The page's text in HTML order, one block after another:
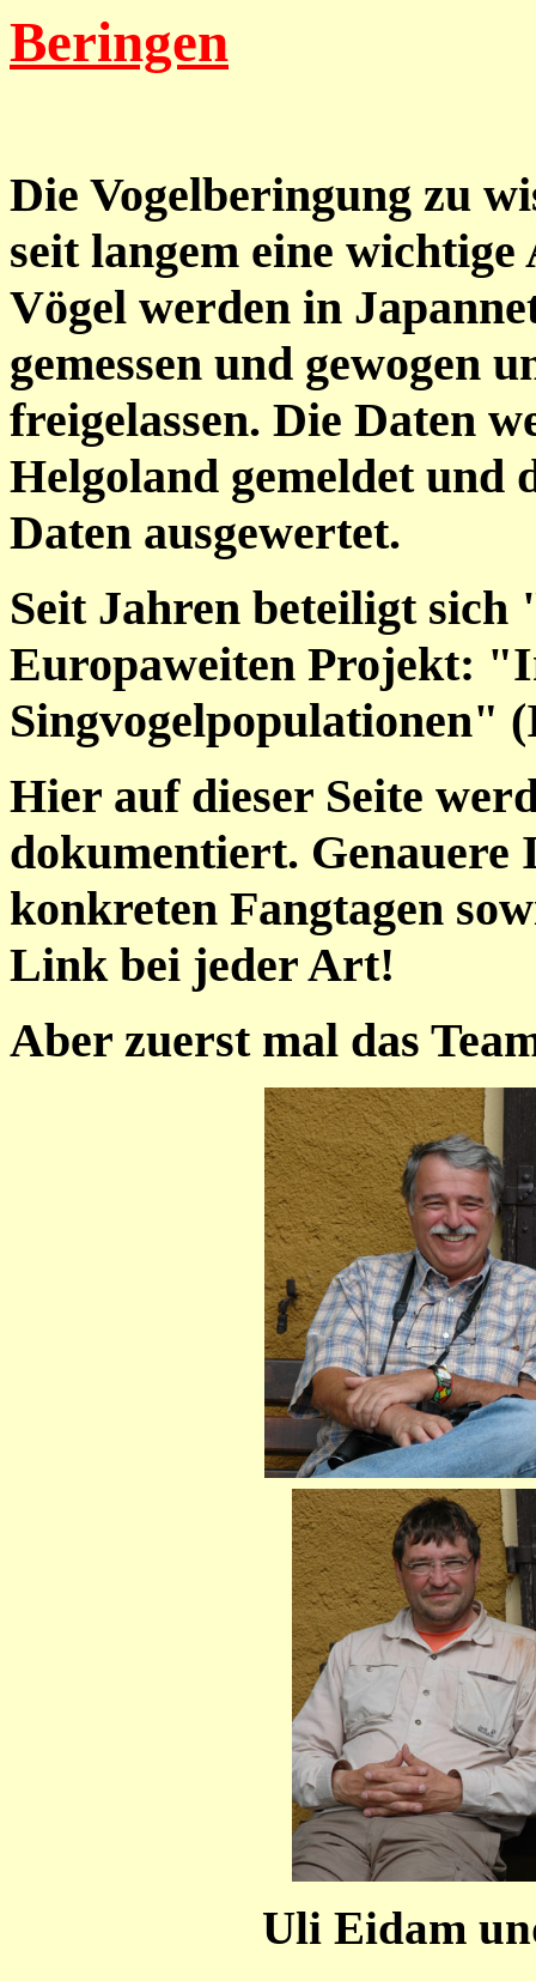
Beringen
Die Vogelberingung zu
seit langem eine
Vögel werden in
gemessen und gewogen
freigelassen. Die Daten
Helgoland gemeldet und
Daten ausgewertet.
Seit Jahren beteiligt
Europaweiten Projekt:
Singvogelpopulationen"
Hier auf dieser Seite
dokumentiert. Genauere
konkreten Fangtagen
Link bei jeder Art!
Aber zuerst mal das
Uli Eidam